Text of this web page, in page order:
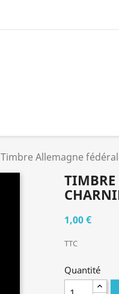
Timbre Allemagne
TIMBRE
1,00 €
TTC
Quantité